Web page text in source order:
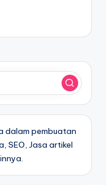
dalam pembuatan
SEO, Jasa artikel